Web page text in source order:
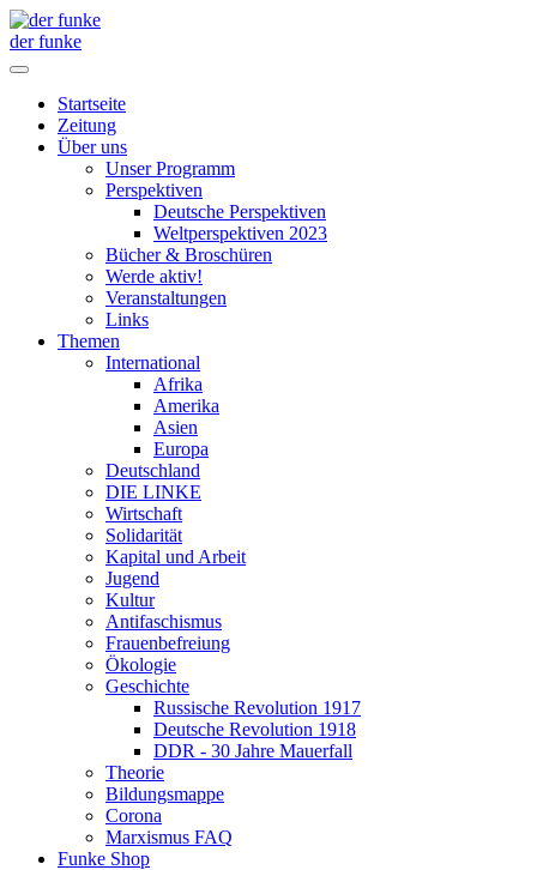
der funke
Startseite
Zeitung
Über uns
Unser Programm
Perspektiven
Deutsche Perspektiven
Weltperspektiven 2023
Bücher & Broschüren
Werde aktiv!
Veranstaltungen
Links
Themen
International
Afrika
Amerika
Asien
Europa
Deutschland
DIE LINKE
Wirtschaft
Solidarität
Kapital und Arbeit
Jugend
Kultur
Antifaschismus
Frauenbefreiung
Ökologie
Geschichte
Russische Revolution 1917
Deutsche Revolution 1918
DDR - 30 Jahre Mauerfall
Theorie
Bildungsmappe
Corona
Marxismus FAQ
Funke Shop